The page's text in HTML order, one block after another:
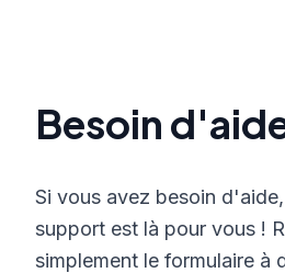
Besoin
Si vous avez besoin
support est là pour vous !
simplement le formulaire à